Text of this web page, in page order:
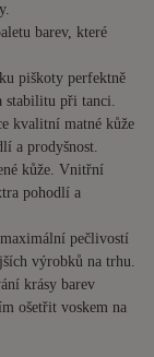
barev, které
piškoty perfektně
stabilitu při tanci.
kvalitní matné kůže
a prodyšnost.
kůže. Vnitřní
pohodlí a
pečlivostí
výrobků na trhu.
krásy barev
ošetřit voskem na